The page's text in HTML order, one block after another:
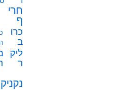
חרי
ף
כרו
ב
ה
ליק
ר
נקניק